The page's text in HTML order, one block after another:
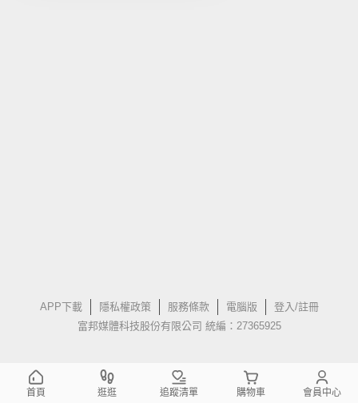
APP下載 隱私權政策 服務條款 電腦版
登入/註冊
富邦媒體科技股份有限公司 統編：27365925
首頁 逛逛 追蹤清單 購物車 會員中心